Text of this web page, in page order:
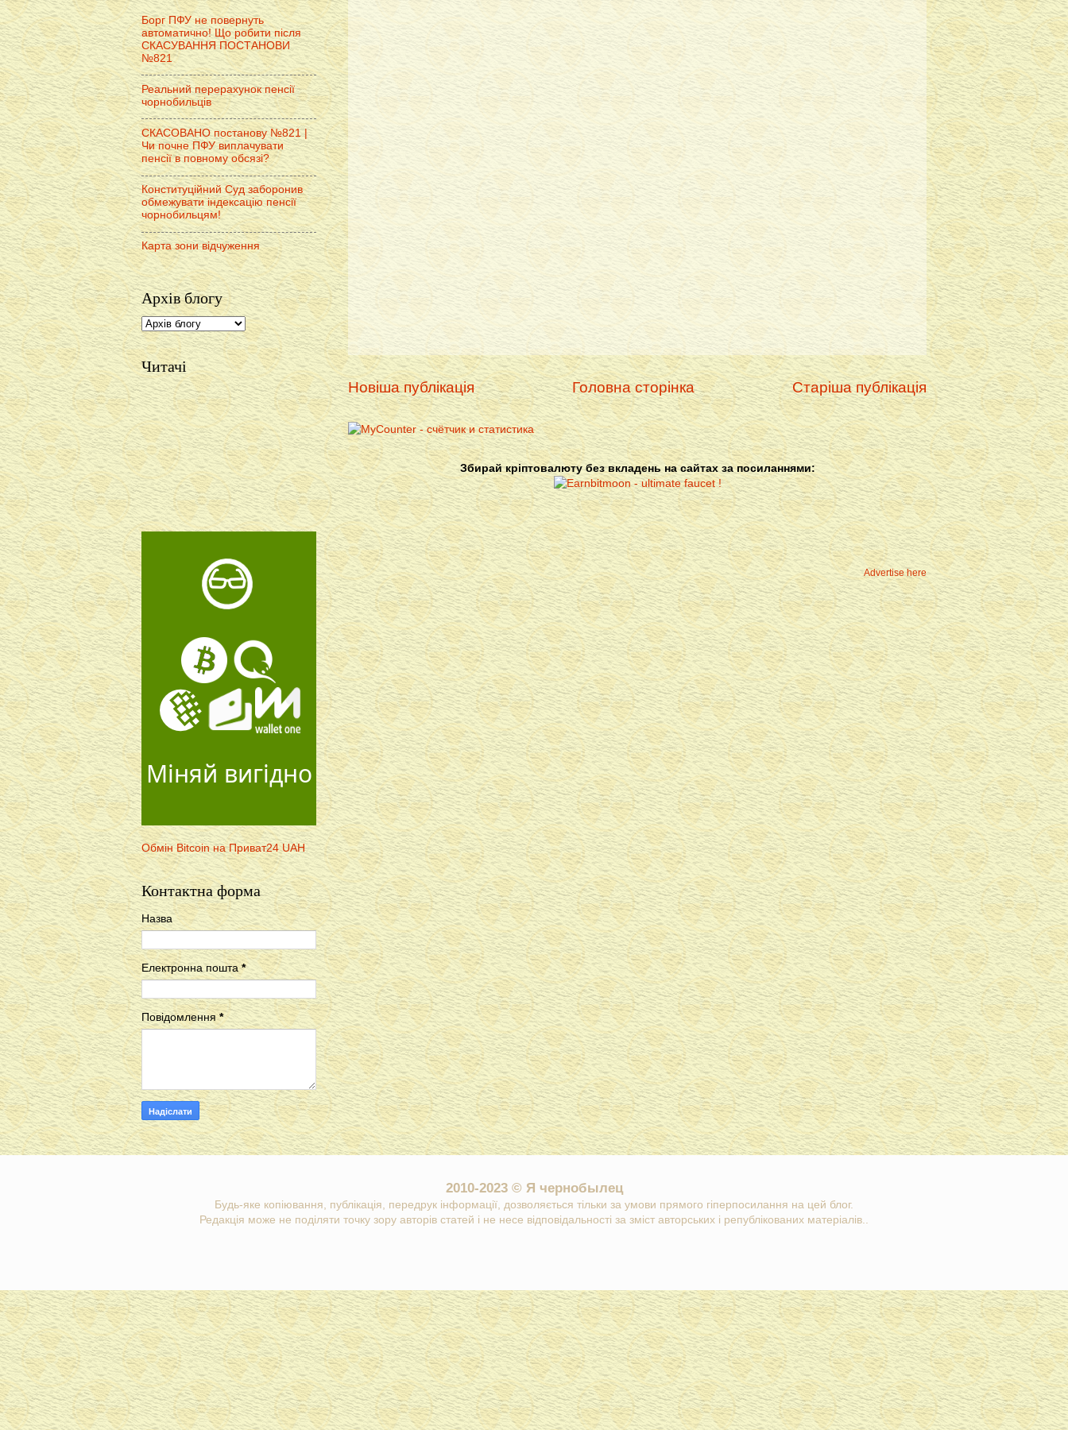
Новіша публікація Старіша публікація
Головна сторінка
Збирай кріптовалюту без вкладень на сайтах за посиланнями:
Advertise here
Борг ПФУ не повернуть
автоматично! Що робити після
СКАСУВАННЯ ПОСТАНОВИ
№821
Реальний перерахунок пенсії
чорнобильців
СКАСОВАНО постанову №821 |
Чи почне ПФУ виплачувати
пенсії в повному обсязі?
Конституційний Суд заборонив
обмежувати індексацію пенсії
чорнобильцям!
Карта зони відчуження
Архів блогу
Читачі
Міняй вигідно
Обмін Bitcoin на Приват24 UAH
Контактна форма
Назва
Електронна пошта*
Повідомлення *
2010-2023 © Я чернобылец
Будь-яке копіювання, публікація, передрук інформації, дозволяється тільки за умови прямого гіперпосилання на цей блог.
Редакція може не поділяти точку зору авторів статей і не несе відповідальності за зміст авторських і републікованих матеріалів..